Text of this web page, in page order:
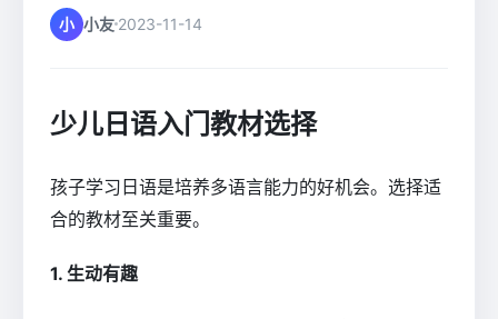
小 小友 2023-11-14
少儿日语入门教材选择
孩子学习日语是培养多语言能力的好机会。选择适
合的教材至关重要。
1. 生动有趣